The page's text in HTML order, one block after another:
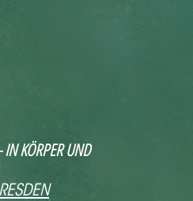
IN KÖRPER UND